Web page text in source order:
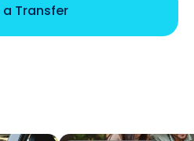
Transfer